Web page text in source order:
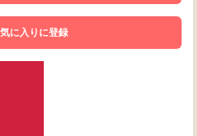
に入りに登録